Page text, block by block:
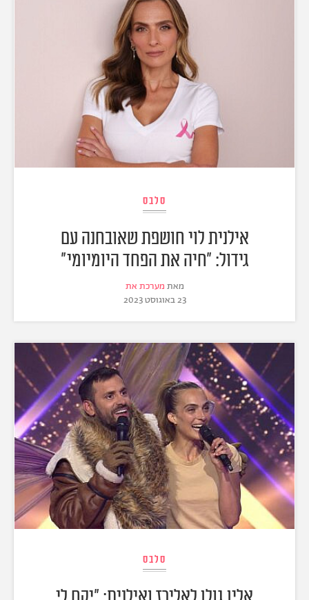
סלבס
אילנית לוי חושפת שאובחנה עם
גידול: "חיה את הפחד היומיומי"
מאת מערכת את
23 באוגוסט 2023
סלבס